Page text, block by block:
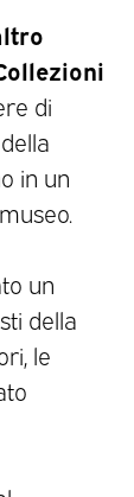
di
della
in un
un
della
le